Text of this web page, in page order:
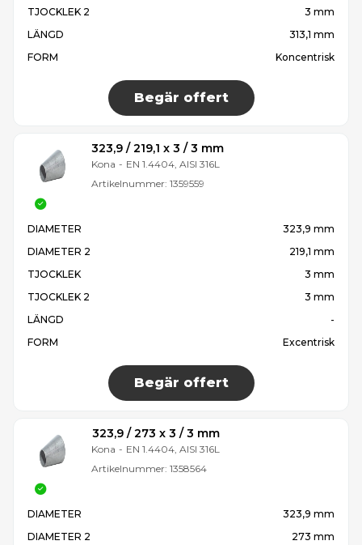
TJOCKLEK 2
3 mm
LÄNGD
313,1 mm
FORM
Koncentrisk
Begär offert
323,9 / 219,1 x 3 / 3 mm
Kona - EN 1.4404, AISI 316L
Artikelnummer: 1359559
DIAMETER
323,9 mm
DIAMETER 2
219,1 mm
TJOCKLEK
3 mm
TJOCKLEK 2
3 mm
LÄNGD
-
FORM
Excentrisk
Begär offert
323,9 / 273 x 3 / 3 mm
Kona - EN 1.4404, AISI 316L
Artikelnummer: 1358564
DIAMETER
323,9 mm
DIAMETER 2
273 mm